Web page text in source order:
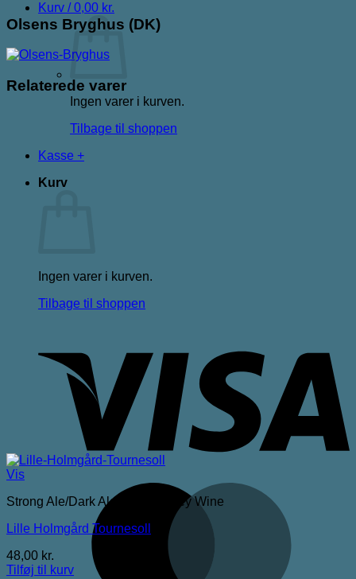
Kurv /0,00 kr.
Ingen varer i kurven.
Tilbage til shoppen
Kasse +
Kurv
Ingen varer i kurven.
Tilbage til shoppen
Olsens Bryghus (DK)
Relaterede varer
Vis
Strong Ale/Dark Ale/Triple/Barley Wine
Lille Holmgård Tournesoll
48,00 kr.
Tilføj til kurv